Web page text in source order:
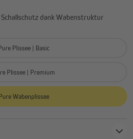
dank Wabenstruktur
Plissee | Basic
Plissee | Premium
Wabenplissee